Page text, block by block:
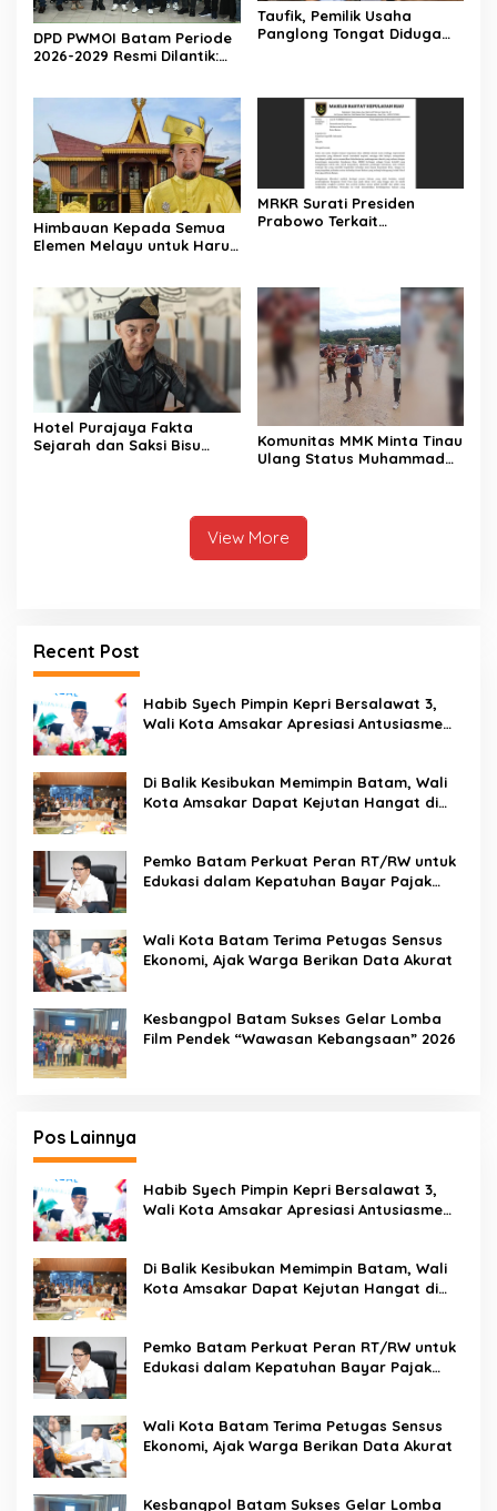
DPD PWMOI Batam Periode
2026-2029 Resmi Dilantik:
Taufik, Pemilik Usaha
Panglong Tongat Diduga
Himbauan Kepada Semua
Elemen Melayu untuk Harus
MRKR Surati Presiden
Prabowo Terkait
Hotel Purajaya Fakta
Sejarah dan Saksi Bisu
Komunitas MMK Minta Tinau
Ulang Status Muhammad
View More
Recent Post
Habib Syech Pimpin Kepri Bersalawat 3,
Wali Kota Amsakar Apresiasi Antusiasme
Di Balik Kesibukan Memimpin Batam, Wali
Kota Amsakar Dapat Kejutan Hangat di
Pemko Batam Perkuat Peran RT/RW untuk
Edukasi dalam Kepatuhan Bayar Pajak
Wali Kota Batam Terima Petugas Sensus
Ekonomi, Ajak Warga Berikan Data Akurat
Kesbangpol Batam Sukses Gelar Lomba
Film Pendek “Wawasan Kebangsaan” 2026
Pos Lainnya
Habib Syech Pimpin Kepri Bersalawat 3,
Wali Kota Amsakar Apresiasi Antusiasme
Di Balik Kesibukan Memimpin Batam, Wali
Kota Amsakar Dapat Kejutan Hangat di
Pemko Batam Perkuat Peran RT/RW untuk
Edukasi dalam Kepatuhan Bayar Pajak
Wali Kota Batam Terima Petugas Sensus
Ekonomi, Ajak Warga Berikan Data Akurat
Kesbangpol Batam Sukses Gelar Lomba